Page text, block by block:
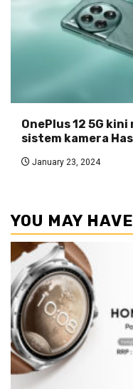
OnePlus 12 5G
sistem kamera
January 23, 2024
YOU MAY